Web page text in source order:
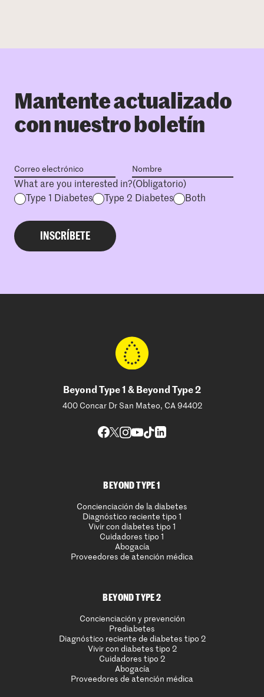
Mantente actualizado
con nuestro boletín
What are you interested in?(Obligatorio)
Type 1 Diabetes
Type 2 Diabetes Both
Beyond Type 1 & Beyond Type 2
400 Concar Dr San Mateo, CA 94402
BEYOND TYPE 1
Concienciación de la diabetes
Diagnóstico reciente tipo 1
Vivir con diabetes tipo 1
Cuidadores tipo 1
Abogacía
Proveedores de atención médica
BEYOND TYPE 2
Concienciación y prevención
Prediabetes
Diagnóstico reciente de diabetes tipo 2
Vivir con diabetes tipo 2
Cuidadores tipo 2
Abogacía
Proveedores de atención médica